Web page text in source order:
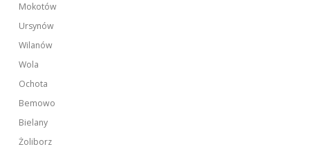
Mokotów
Ursynów
Wilanów
Wola
Ochota
Bemowo
Bielany
Żoliborz